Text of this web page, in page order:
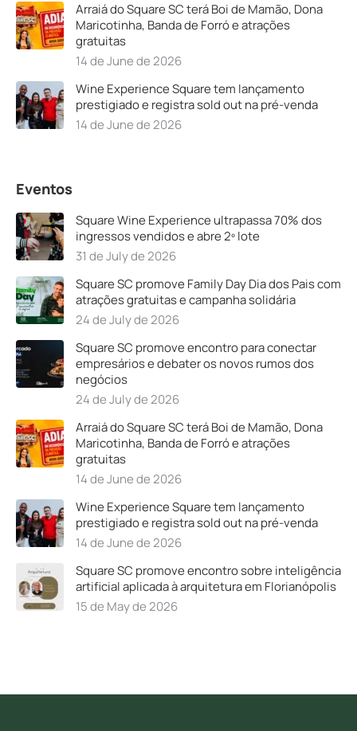
Arraiá do Square SC terá Boi de Mamão, Dona
Maricotinha, Banda de Forró e atrações
gratuitas
14 de June de 2026
Wine Experience Square tem lançamento
prestigiado e registra sold out na pré-venda
14 de June de 2026
Eventos
Square Wine Experience ultrapassa 70% dos
ingressos vendidos e abre 2º lote
31 de July de 2026
Square SC promove Family Day Dia dos Pais com
atrações gratuitas e campanha solidária
24 de July de 2026
Square SC promove encontro para conectar
empresários e debater os novos rumos dos
negócios
24 de July de 2026
Arraiá do Square SC terá Boi de Mamão, Dona
Maricotinha, Banda de Forró e atrações
gratuitas
14 de June de 2026
Wine Experience Square tem lançamento
prestigiado e registra sold out na pré-venda
14 de June de 2026
Square SC promove encontro sobre inteligência
artificial aplicada à arquitetura em Florianópolis
15 de May de 2026